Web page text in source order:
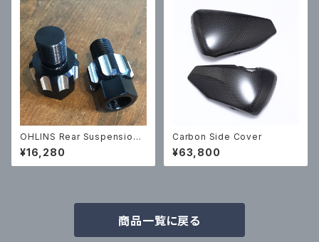
OHLINS Rear Suspension
Ride Height Adjustment Ad
apter
¥16,280
Carbon Side Cover
¥63,800
商品一覧に戻る